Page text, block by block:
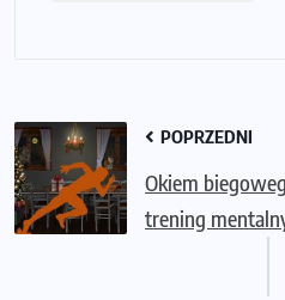
POPRZEDNI
Okiem
trening